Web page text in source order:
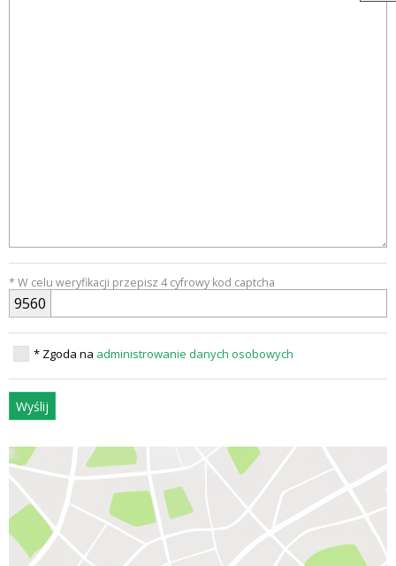
* W celu weryfikacji przepisz 4 cyfrowy kod captcha
9560
* Zgoda na administrowanie danych osobowych
Wyślij